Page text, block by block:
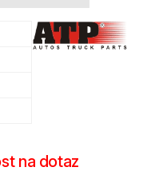
na dotaz